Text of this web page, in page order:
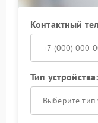
Контактный
Тип устройства:
Выберите тип